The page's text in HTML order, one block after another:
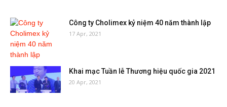
Công ty Cholimex kỷ niệm 40 năm thành lập
17 Apr, 2021
Khai mạc Tuần lễ Thương hiệu quốc gia 2021
20 Apr, 2021